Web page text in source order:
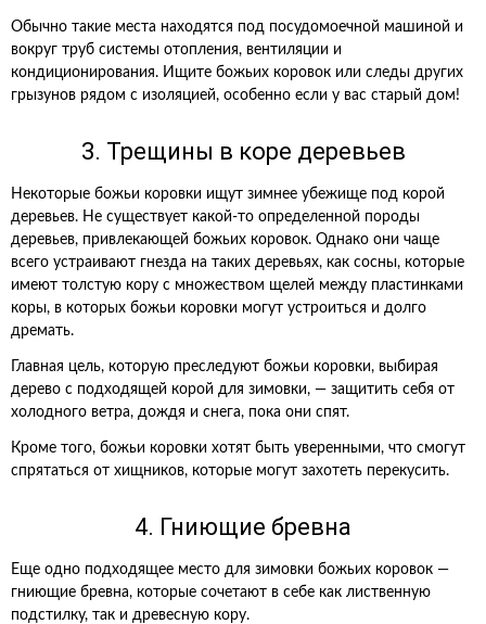
Обычно такие места находятся под посудомоечной машиной и
вокруг труб системы отопления, вентиляции и
кондиционирования. Ищите божьих коровок или следы других
грызунов рядом с изоляцией, особенно если у вас старый дом!
3. Трещины в коре деревьев
Некоторые божьи коровки ищут зимнее убежище под корой
деревьев. Не существует какой-то определенной породы
деревьев, привлекающей божьих коровок. Однако они чаще
всего устраивают гнезда на таких деревьях, как сосны, которые
имеют толстую кору с множеством щелей между пластинками
коры, в которых божьи коровки могут устроиться и долго
дремать.
Главная цель, которую преследуют божьи коровки, выбирая
дерево с подходящей корой для зимовки, — защитить себя от
холодного ветра, дождя и снега, пока они спят.
Кроме того, божьи коровки хотят быть уверенными, что смогут
спрятаться от хищников, которые могут захотеть перекусить.
4. Гниющие бревна
Еще одно подходящее место для зимовки божьих коровок —
гниющие бревна, которые сочетают в себе как лиственную
подстилку, так и древесную кору.